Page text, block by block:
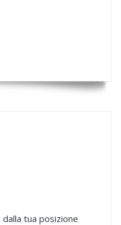
dalla tua posizione